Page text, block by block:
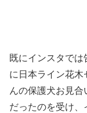
既にインスタで
に日本ライン花木
んの保護犬お見
だったのを受け、